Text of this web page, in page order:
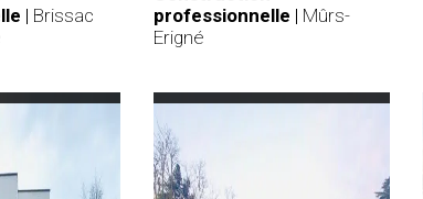
| Brissac
professionnelle | Mûrs-
Erigné